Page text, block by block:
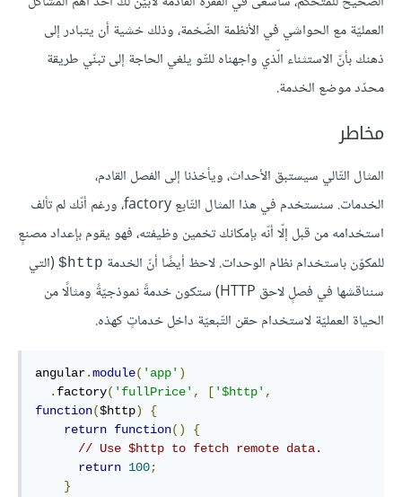
العمليّة مع الحواشي في الأنظمة الضّخمة، وذلك خشية أن يتبادر إلى
ذهنك بأنّ الاستثناء الّذي واجهناه للتّو يلغي الحاجة إلى تبنّي طريقة
محدّد موضع الخدمة.
مخاطر
المثال التّالي سيستبق الأحداث، ويأخذنا إلى الفصل القادم،
الخدمات. سنستخدم في هذا المثال التّابع factory، ورغم أنّك لم تألف
استخدامه من قبل إلّا أنّه بإمكانك تخمين وظيفته، فهو يقوم بإعداد مصنعٍ
للمكوّن باستخدام نظام الوحدات. لاحظ أيضًا أنّ الخدمة http$
(التي
سنناقشها في فصلٍ لاحق HTTP) ستكون خدمةً نموذجيّةً ومثالًا من
الحياة العمليّة لاستخدام حقن التّبعيّة داخل خدماتٍ كهذه.
angular.module( 'app' )
. factory( 'fullPrice' , [ '$http' ,
function($http)
{
return function()
{
// Use $http to fetch remote data.
return 100;
}